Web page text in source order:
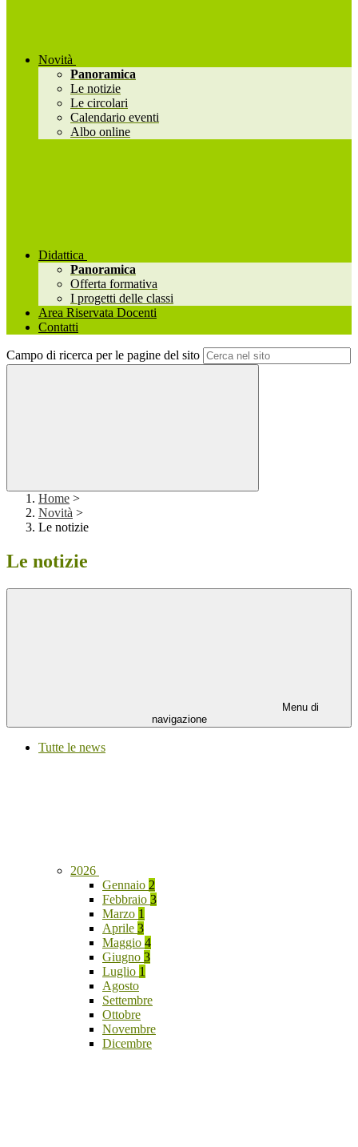
Novità
Panoramica
Le notizie
Le circolari
Calendario eventi
Albo online
Didattica
Panoramica
Offerta formativa
I progetti delle classi
Area Riservata Docenti
Contatti
Campo di ricerca per le pagine del sito
Home >
Novità >
Le notizie
Le notizie
Menu di
navigazione
Tutte le news
2026
Gennaio 2
Febbraio 3
Marzo 1
Aprile 3
Maggio 4
Giugno 3
Luglio 1
Agosto
Settembre
Ottobre
Novembre
Dicembre